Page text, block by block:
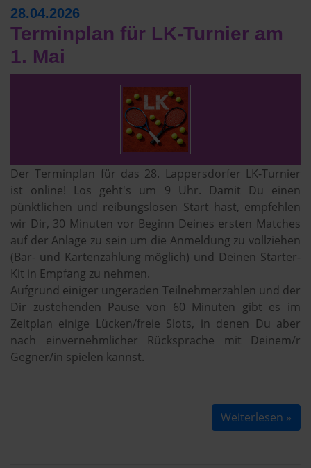
28.04.2026
Terminplan für LK-Turnier am
1. Mai
Der Terminplan für das 28. Lappersdorfer LK-Turnier
ist online! Los geht's um 9 Uhr. Damit Du einen
pünktlichen und reibungslosen Start hast, empfehlen
wir Dir, 30 Minuten vor Beginn Deines ersten Matches
auf der Anlage zu sein um die Anmeldung zu vollziehen
(Bar- und Kartenzahlung möglich) und Deinen Starter-
Kit in Empfang zu nehmen.
Aufgrund einiger ungeraden Teilnehmerzahlen und der
Dir zustehenden Pause von 60 Minuten gibt es im
Zeitplan einige Lücken/freie Slots, in denen Du aber
nach einvernehmlicher Rücksprache mit Deinem/r
Gegner/in spielen kannst.
Weiterlesen »